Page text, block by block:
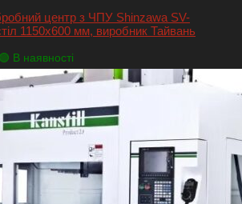
центр з ЧПУ Shinzawa SV-
1150х600 мм, виробник Тайвань
🟢 В наявності